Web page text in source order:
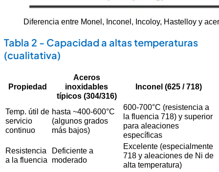
Diferencia entre Monel, Inconel, Incoloy, Hastelloy y
Tabla 2 - Capacidad a altas temperaturas
(cualitativa)
Propiedad
Aceros
inoxidables
típicos (304/316)
Inconel (625 / 718)
Temp. útil de
servicio
continuo
hasta ~400-600°C
(algunos grados
más bajos)
600-700°C (resistencia a
la fluencia 718) y superior
para aleaciones
específicas
Resistencia
a la fluencia
Deficiente a
moderado
Excelente (especialmente
718 y aleaciones de Ni de
alta temperatura)